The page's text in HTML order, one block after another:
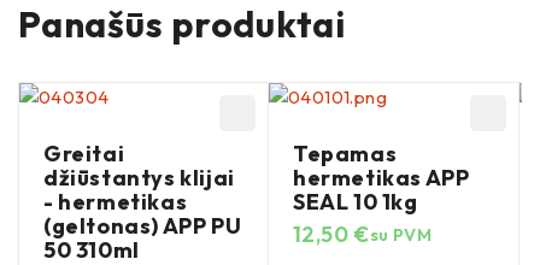
Panašūs produktai
Greitai
džiūstantys klijai
- hermetikas
(geltonas) APP PU
50 310ml
Tepamas
hermetikas APP
SEAL 10 1kg
12,50€su PVM